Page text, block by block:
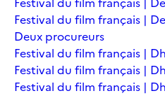
Festival du film français |
Deux procureurs
Festival du film français |
Festival du film français |
Festival du film français |